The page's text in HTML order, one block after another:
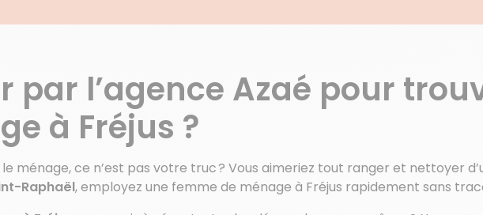
Roquebrune Sur Argens
Ste Maxime
par l’agence Azaé pour
à Fréjus ?
le ménage, ce n’est pas votre truc ? Vous aimeriez tout ranger et nettoyer
Raphaël, employez une femme de ménage à Fréjus rapidement sans